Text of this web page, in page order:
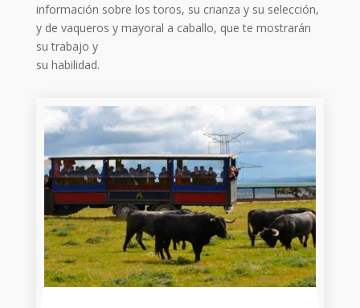
información sobre los toros, su crianza y su selección,
y de vaqueros y mayoral a caballo, que te mostrarán
su trabajo y
su habilidad.